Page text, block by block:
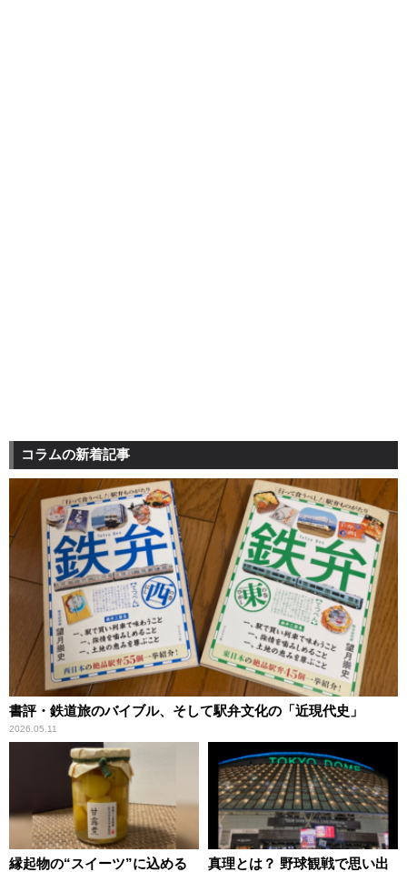
コラムの新着記事
書評・鉄道旅のバイブル、そして駅弁文化の「近現代史」
2026.05.11
縁起物の“スイーツ”に込める
真理とは？ 野球観戦で思い出